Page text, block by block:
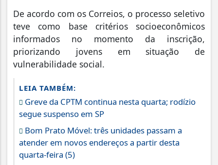
De acordo com os Correios, o processo seletivo
teve como base critérios socioeconômicos
informados no momento da inscrição,
priorizando jovens em situação de
vulnerabilidade social.
LEIA TAMBÉM:
Greve da CPTM continua nesta quarta; rodízio
segue suspenso em SP
Bom Prato Móvel: três unidades passam a
atender em novos endereços a partir desta
quarta-feira (5)